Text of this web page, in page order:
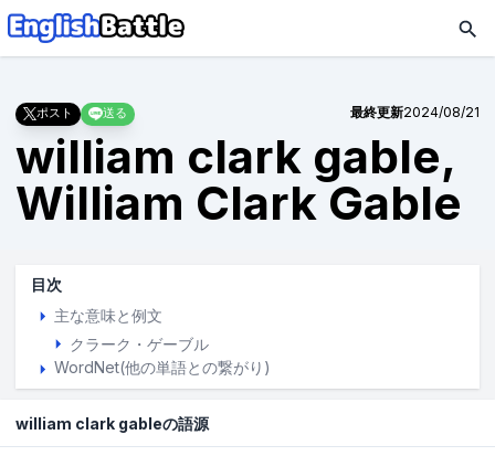
ポスト 送る 最終更新2024/08/21
william clark gable,
William Clark Gable
目次
主な意味と例文
クラーク・ゲーブル
WordNet(他の単語との繋がり)
william clark gableの語源